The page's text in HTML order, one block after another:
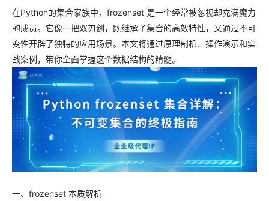
在Python的集合家族中，frozenset 是一个经常被忽视却充满魔力
的成员。它像一把双刃剑，既继承了集合的高效特性，又通过不可
变性开辟了独特的应用场景。本文将通过原理剖析、操作演示和实
战案例，带你全面掌握这个数据结构的精髓。
一、frozenset 本质解析